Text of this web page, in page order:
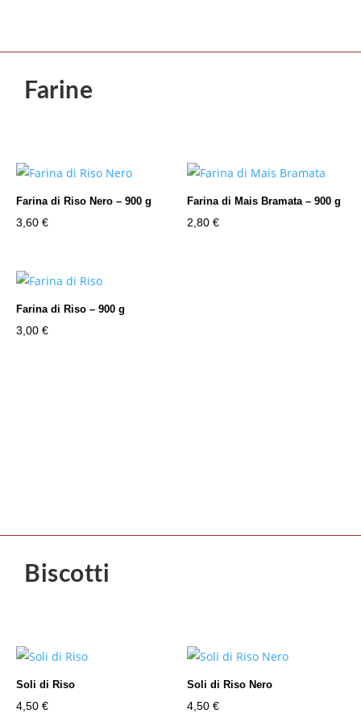
Farine
Farina di Riso Nero – 900 g
3,60 €
Farina di Mais Bramata – 900 g
2,80€
Farina di Riso – 900 g
3,00 €
Biscotti
Soli di Riso
4,50 €
Soli di Riso Nero
4,50€